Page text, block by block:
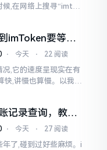
,在网络上搜寻“imtok
imToken要等多
说真实情况
⋅ 今天 ⋅ 22 阅读
况,它的速度呈现实在有
快,讲慢也算慢。以我从
记录查询，教你
⋅ 今天 ⋅ 27 阅读
年了,碰到过好些麻烦。i